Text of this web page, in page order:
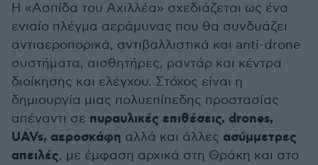
Η «Ασπίδα του Αχιλλέα» σχεδιάζεται ως ένα
ενιαίο πλέγμα αεράμυνας που θα συνδυάζει
αντιαεροπορικά, αντιβαλλιστικά και anti-drone
συστήματα, αισθητήρες, ραντάρ και κέντρα
διοίκησης και ελέγχου. Στόχος είναι η
δημιουργία μιας πολυεπίπεδης προστασίας
απέναντι σε πυραυλικές επιθέσεις, drones,
UAVs, αεροσκάφη αλλά και άλλες ασύμμετρες
απειλές, με έμφαση αρχικά στη Θράκη και στο